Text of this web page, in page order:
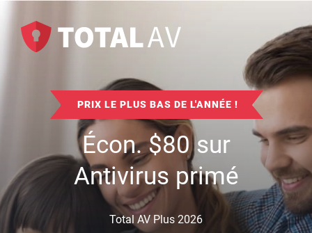
PRIX LE PLUS BAS DE L'ANNÉE !
Écon.$80sur
Antivirus primé
Total AV Plus 2026